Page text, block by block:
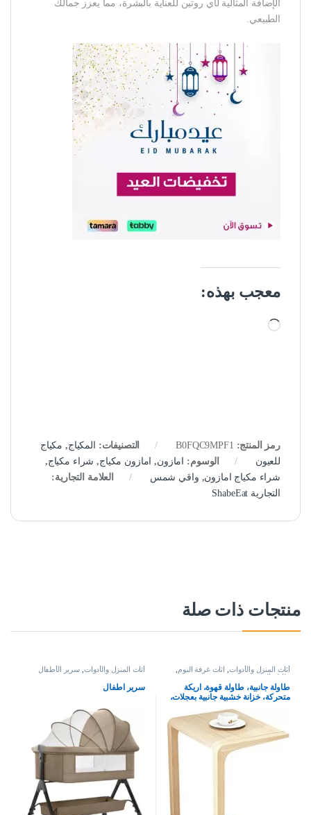
الإضافة المثالية لأي روتين للعناية بالبشرة، مما يعزز جمالك
الطبيعي.
معجب بهذه:
جاري التحميل…
رمز المنتج: B0FQC9MPF1 التصنيفات: المكياج, مكياج
للعيون
الوسوم: امازون, امازون مكياج, شراء مكياج,
شراء مكياج امازون, واقي شمس
العلامة التجارية:
التجارية ShabeEat
منتجات ذات صلة
أثاث المنزل والأدوات اثاث غرفة النوم
طاولة السرير
طاولة جانبية، طاولة قهوة، اريكة
متحركة، خزانة خشبية جانبية بعجلات،
أثاث المنزل والأدوات سرير الأطفال
سرير اطفال